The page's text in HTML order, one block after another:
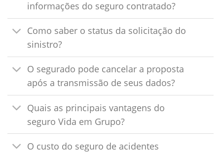
informações do seguro contratado?
Como saber o status da solicitação do
sinistro?
O segurado pode cancelar a proposta
após a transmissão de seus dados?
Quais as principais vantagens do
seguro Vida em Grupo?
O custo do seguro de acidentes